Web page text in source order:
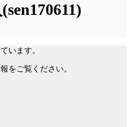
います。
をご覧ください。